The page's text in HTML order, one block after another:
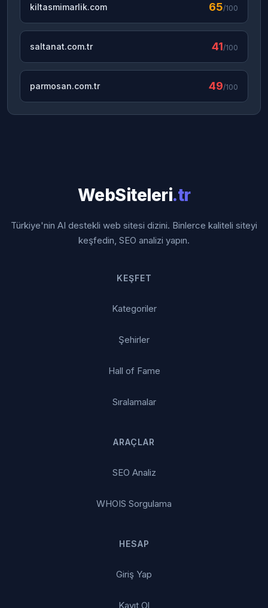
kiltasmimarlik.com 65/100
saltanat.com.tr 41/100
parmosan.com.tr 49/100
WebSiteleri.tr
Türkiye'nin AI destekli web sitesi dizini. Binlerce kaliteli siteyi
keşfedin, SEO analizi yapın.
KEŞFET
Kategoriler
Şehirler
Hall of Fame
Sıralamalar
ARAÇLAR
SEO Analiz
WHOIS Sorgulama
HESAP
Giriş Yap
Kayıt Ol